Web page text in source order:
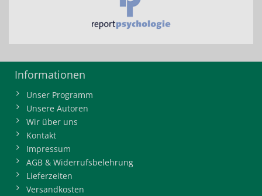
Informationen
Unser Programm
Unsere Autoren
Wir über uns
Kontakt
Impressum
AGB & Widerrufsbelehrung
Lieferzeiten
Versandkosten